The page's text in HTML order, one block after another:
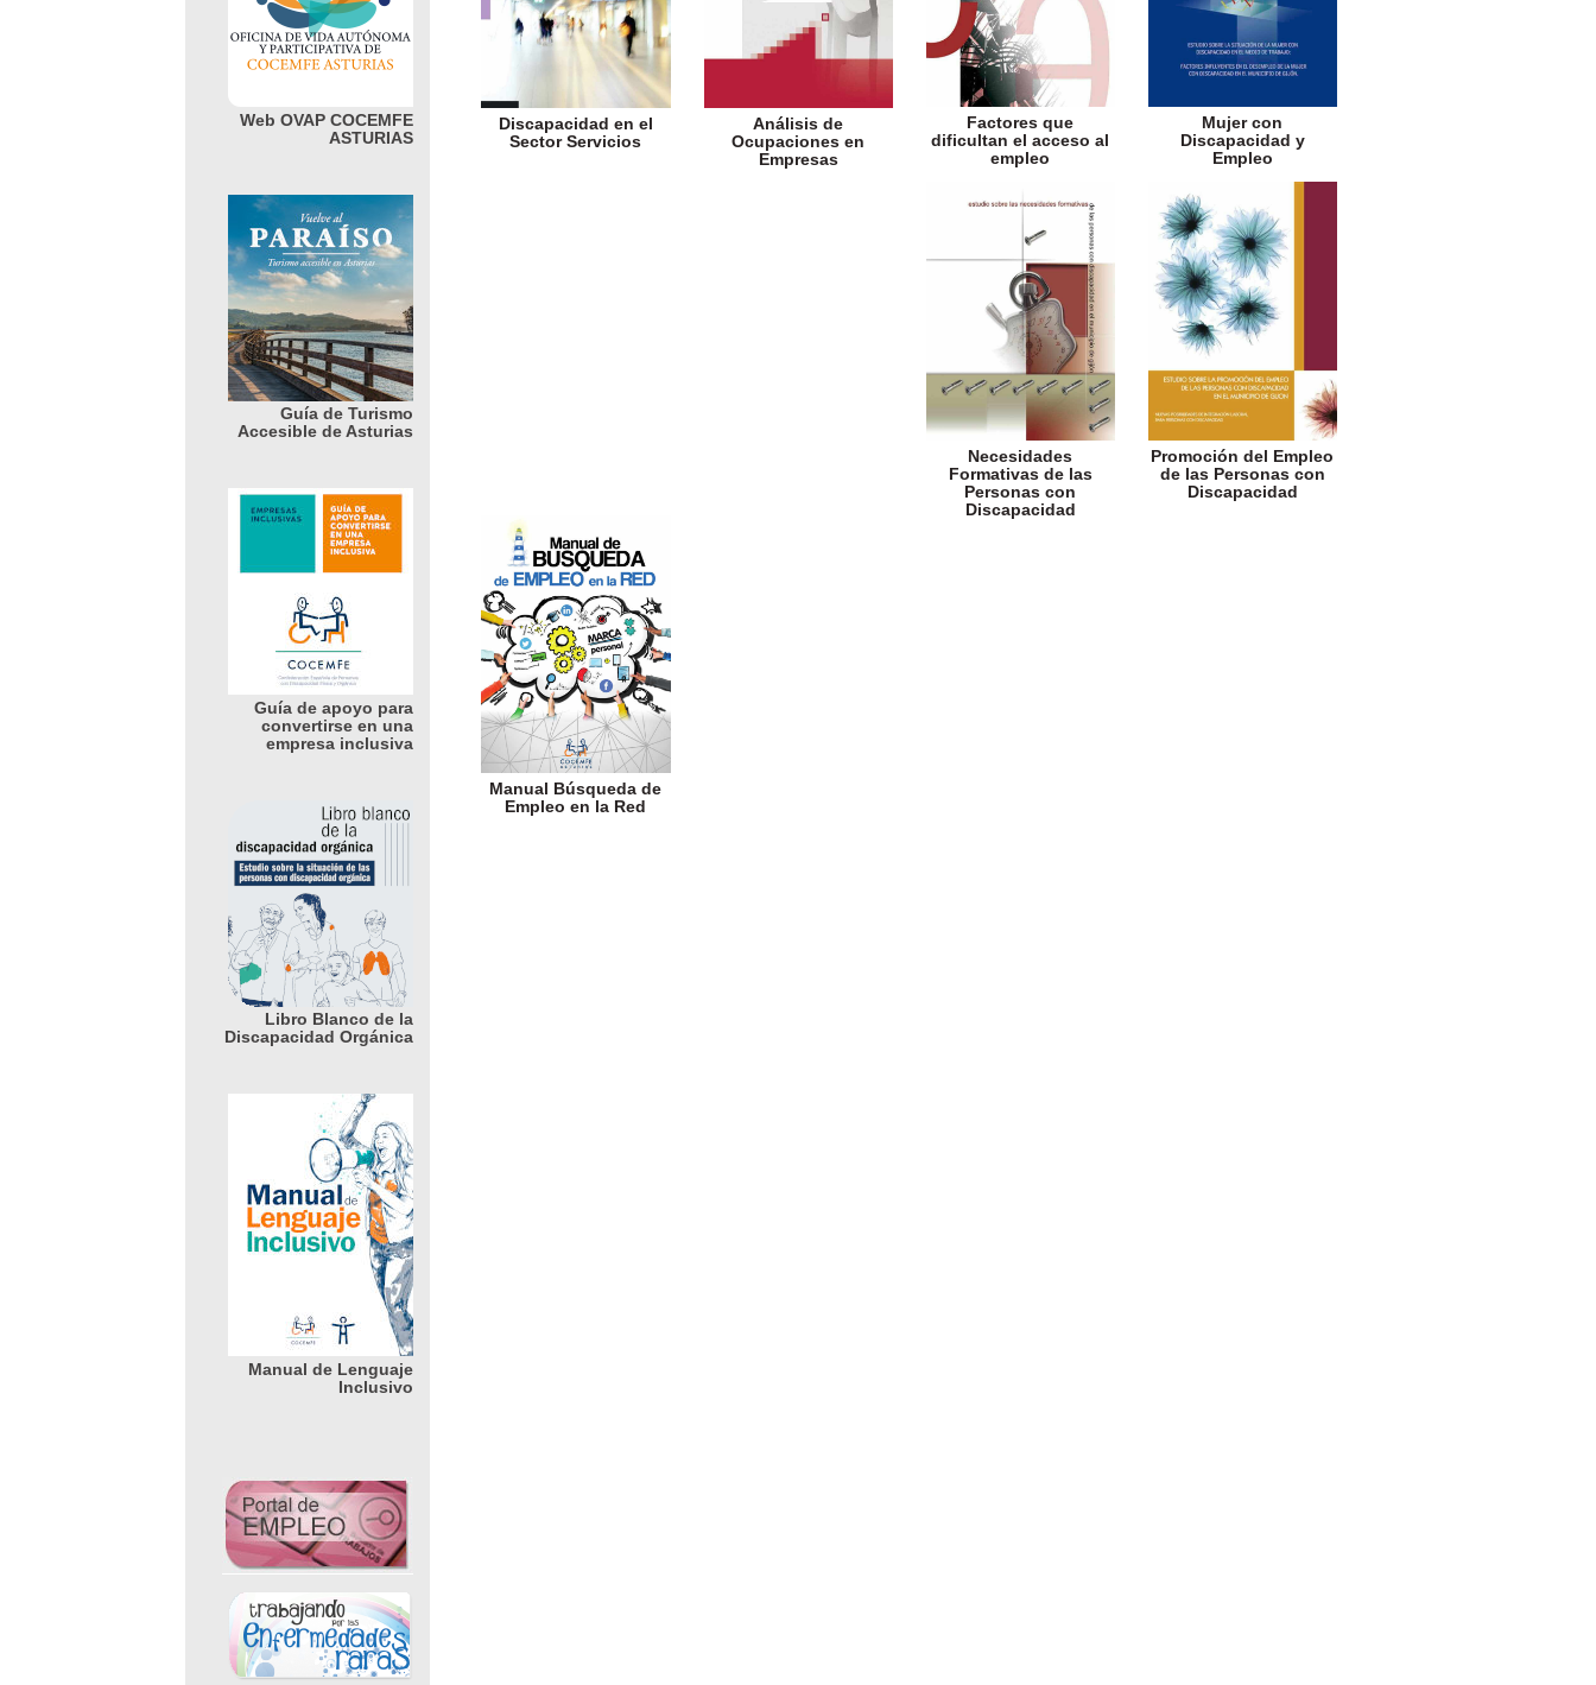
Web OVAP COCEMFE
ASTURIAS
Guía de Turismo
Accesible de Asturias
Guía de apoyo para
convertirse en una
empresa inclusiva
Libro Blanco de la
Discapacidad Orgánica
Manual de Lenguaje
Inclusivo
Discapacidad en el
Sector Servicios
Análisis de
Ocupaciones en
Empresas
Factores que
dificultan el acceso al
empleo
Mujer con
Discapacidad y
Empleo
Necesidades
Formativas de las
Personas con
Discapacidad
Promoción del Empleo
de las Personas con
Discapacidad
Manual Búsqueda de
Empleo en la Red